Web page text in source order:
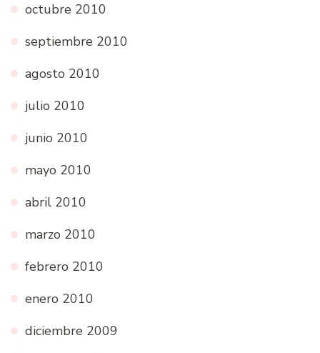
octubre 2010
septiembre 2010
agosto 2010
julio 2010
junio 2010
mayo 2010
abril 2010
marzo 2010
febrero 2010
enero 2010
diciembre 2009